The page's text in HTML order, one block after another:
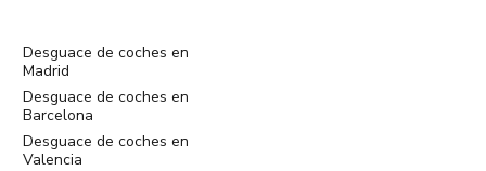
Desguace de coches en
Madrid
Desguace de coches en
Barcelona
Desguace de coches en
Valencia